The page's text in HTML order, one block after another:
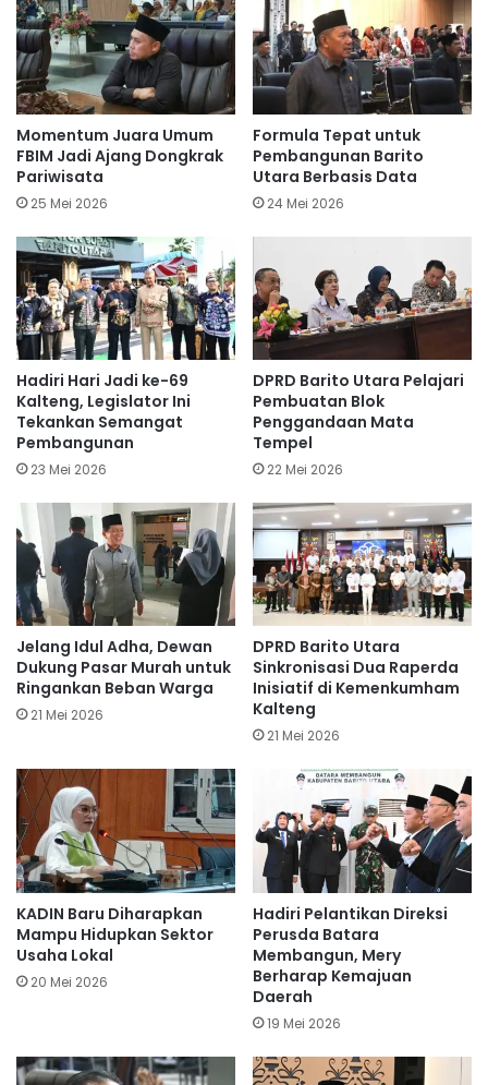
Momentum Juara Umum
FBIM Jadi Ajang Dongkrak
Pariwisata
25 Mei 2026
Formula Tepat untuk
Pembangunan Barito
Utara Berbasis Data
24 Mei 2026
Hadiri Hari Jadi ke-69
Kalteng, Legislator Ini
Tekankan Semangat
Pembangunan
23 Mei 2026
DPRD Barito Utara Pelajari
Pembuatan Blok
Penggandaan Mata
Tempel
22 Mei 2026
Jelang Idul Adha, Dewan
Dukung Pasar Murah untuk
Ringankan Beban Warga
21 Mei 2026
DPRD Barito Utara
Sinkronisasi Dua Raperda
Inisiatif di Kemenkumham
Kalteng
21 Mei 2026
KADIN Baru Diharapkan
Mampu Hidupkan Sektor
Usaha Lokal
20 Mei 2026
Hadiri Pelantikan Direksi
Perusda Batara
Membangun, Mery
Berharap Kemajuan
Daerah
19 Mei 2026